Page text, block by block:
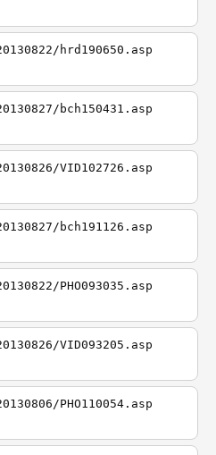
hrd190650.asp
bch150431.asp
VID102726.asp
bch191126.asp
PHO093035.asp
VID093205.asp
PHO110054.asp